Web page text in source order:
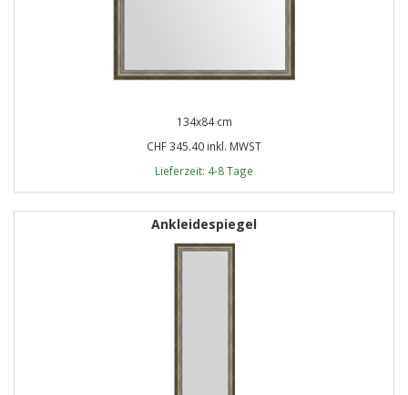
134x84 cm
CHF 345.40 inkl. MWST
Lieferzeit: 4-8 Tage
Ankleidespiegel